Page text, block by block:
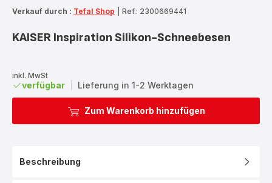
Verkauf durch : Tefal Shop Ref.: 2300669441
KAISER Inspiration Silikon-Schneebesen
inkl. MwSt
verfügbar Lieferung in 1-2 Werktagen
Zum Warenkorb hinzufügen
Beschreibung